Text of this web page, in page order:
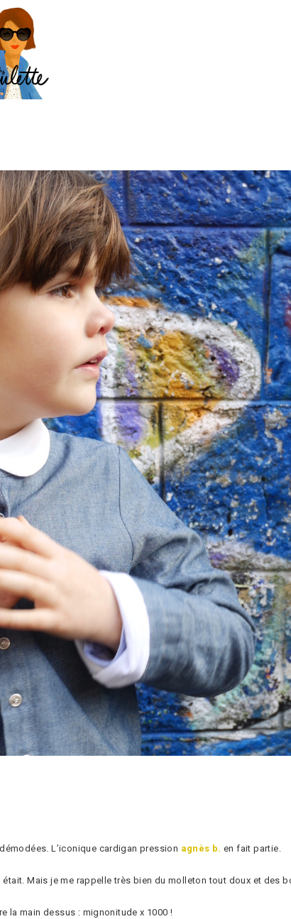
L’iconique cardigan pression agnès b. en fait partie.
Mais je me rappelle très bien du molleton tout doux et des
la main dessus : mignonitude x 1000 !